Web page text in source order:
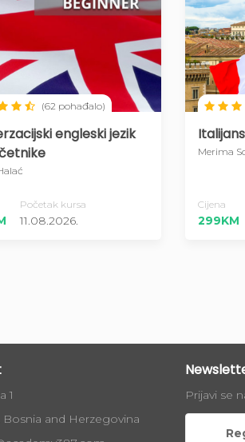
(62 pohađalo)
engleski jezik
Početak kursa
11.08.2026.
Merima
Cijena
299KM
1
Bosnia and Herzegovina
Prijavi se